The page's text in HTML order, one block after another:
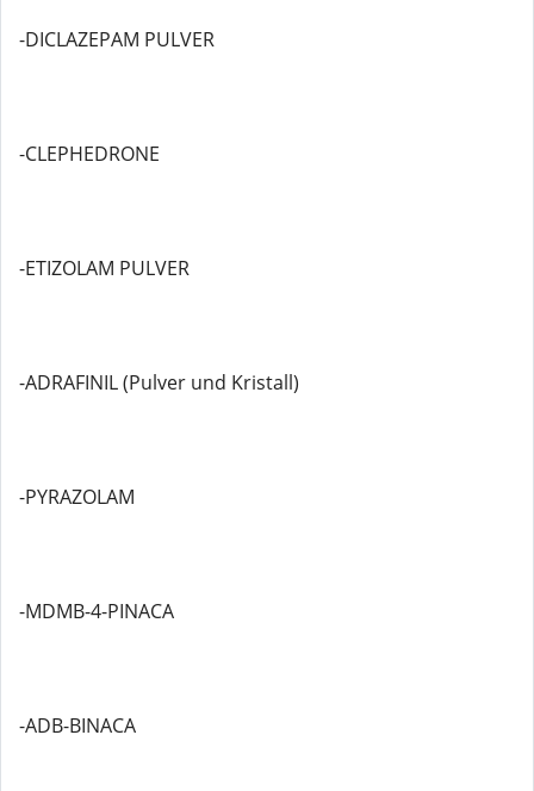
-DICLAZEPAM PULVER
-CLEPHEDRONE
-ETIZOLAM PULVER
-ADRAFINIL (Pulver und Kristall)
-PYRAZOLAM
-MDMB-4-PINACA
-ADB-BINACA